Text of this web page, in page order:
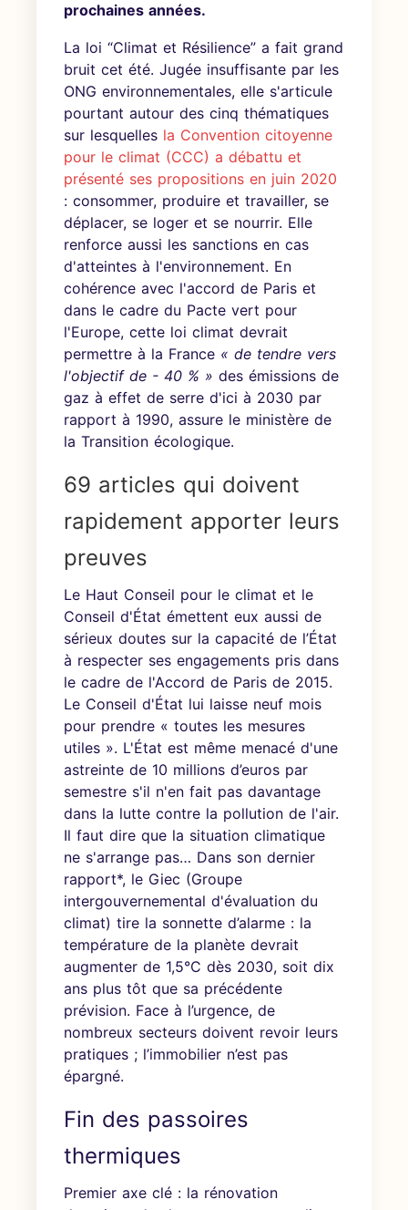
prochaines années.
La loi “Climat et Résilience” a fait grand
bruit cet été. Jugée insuffisante par les
ONG environnementales, elle s'articule
pourtant autour des cinq thématiques
sur lesquelles la Convention citoyenne
pour le climat (CCC) a débattu et
présenté ses propositions en juin 2020
: consommer, produire et travailler, se
déplacer, se loger et se nourrir. Elle
renforce aussi les sanctions en cas
d'atteintes à l'environnement. En
cohérence avec l'accord de Paris et
dans le cadre du Pacte vert pour
l'Europe, cette loi climat devrait
permettre à la France « de tendre vers
l'objectif de - 40 % » des émissions de
gaz à effet de serre d'ici à 2030 par
rapport à 1990, assure le ministère de
la Transition écologique.
69 articles qui doivent
rapidement apporter leurs
preuves
Le Haut Conseil pour le climat et le
Conseil d'État émettent eux aussi de
sérieux doutes sur la capacité de l’État
à respecter ses engagements pris dans
le cadre de l'Accord de Paris de 2015.
Le Conseil d'État lui laisse neuf mois
pour prendre « toutes les mesures
utiles ». L'État est même menacé d'une
astreinte de 10 millions d’euros par
semestre s'il n'en fait pas davantage
dans la lutte contre la pollution de l'air.
Il faut dire que la situation climatique
ne s'arrange pas… Dans son dernier
rapport*, le Giec (Groupe
intergouvernemental d'évaluation du
climat) tire la sonnette d’alarme : la
température de la planète devrait
augmenter de 1,5°C dès 2030, soit dix
ans plus tôt que sa précédente
prévision. Face à l’urgence, de
nombreux secteurs doivent revoir leurs
pratiques ; l’immobilier n’est pas
épargné.
Fin des passoires
thermiques
Premier axe clé : la rénovation